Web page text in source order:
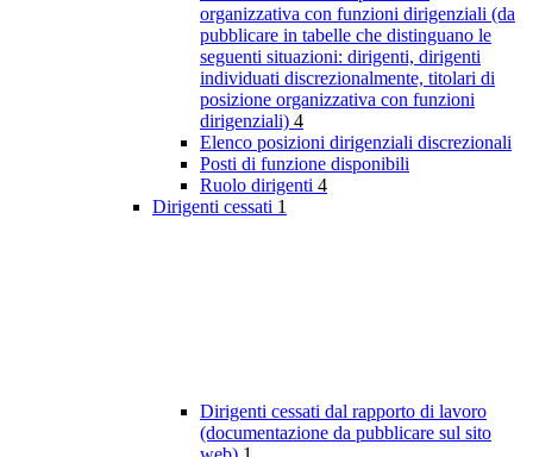
organizzativa con funzioni dirigenziali (da
pubblicare in tabelle che distinguano le
seguenti situazioni: dirigenti, dirigenti
individuati discrezionalmente, titolari di
posizione organizzativa con funzioni
dirigenziali) 4
Elenco posizioni dirigenziali discrezionali
Posti di funzione disponibili
Ruolo dirigenti 4
Dirigenti cessati 1
Dirigenti cessati dal rapporto di lavoro
(documentazione da pubblicare sul sito